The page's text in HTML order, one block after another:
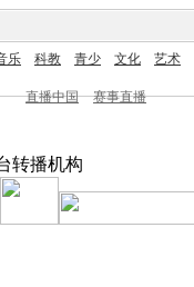
乐 科教 青少 文化 艺术
直播中国
赛事直播
转播机构